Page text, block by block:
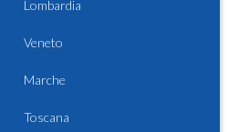
Lombardia
Veneto
Marche
Toscana